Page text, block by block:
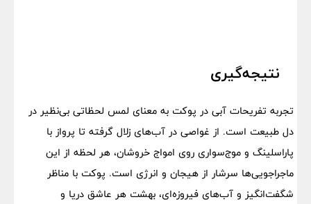
نتیجه‌گیری
تجربه تفریحات آبی در پوکت به معنای لمس لحظاتی بی‌نظیر در
دل طبیعت است. از غواصی در آب‌های زلال گرفته تا پرواز با
پاراسلینگ و موج‌سواری روی امواج خروشان، هر لحظه از این
ماجراجویی‌ها سرشار از هیجان و انرژی است. پوکت با مناظر
شگفت‌انگیز و آب‌های فیروزه‌ای، بهشت هر عاشق دریا و